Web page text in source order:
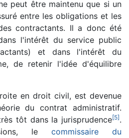
peut être maintenu que si un
entre les obligations et les
contractants. Il a donc été
l'intérêt du service public
et dans l'intérêt du
de retenir l'idée d'équilibre
en droit civil, est devenue
du contrat administratif.
tôt dans la jurisprudence[5].
le commissaire du